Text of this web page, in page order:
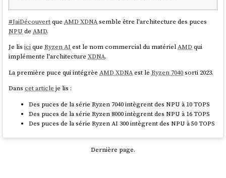
#JaiDécouvertqueAMD XDNAsemble être l'architecture des puces
NPU deAMD.
Je lisiciqueRyzen AI est le nom commercial du matérielAMD qui
implémente l'architectureXDNA.
La première puce qui intégrèeAMD XDNAest leRyzen 7040sorti 2023.
Danscet articleje lis :
Des puces de la série Ryzen 7040 intègrent des NPU à 10 TOPS
Des puces de la série Ryzen 8000 intègrent des NPU à 16 TOPS
Des puces de la série Ryzen AI 300 intègrent des NPU à 50 TOPS
Dernière page.